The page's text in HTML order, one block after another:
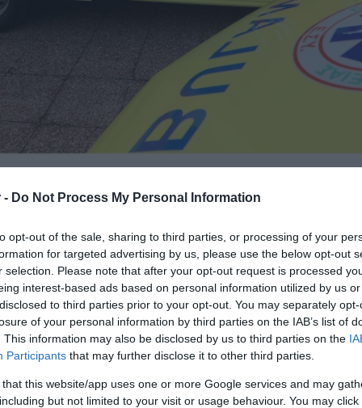
- Do Not Process My Personal Information
opt-out of the sale, sharing to third parties, or processing of your
for targeted advertising by us, please use the below opt-out
selection. Please note that after your opt-out request is processed
interest-based ads based on personal information utilized by us
to third parties prior to your opt-out. You may separately
of your personal information by third parties on the IAB’s list of
This information may also be disclosed by us to third parties on the
Participants that may further disclose it to other third parties.
that this website/app uses one or more Google services and may
but not limited to your visit or usage behaviour. You may
από σφαίρα πυροβόλου όπλου στα
το μεσημέρι της Τρίτης του Πάσχα
32χρονος, κάτοικος Ανωγείων, λόγω
εργασίας του θύματος όπου και
Θραύσμα σφαίρας βρήκε το θύμα
διέφυγε προς άγνωστη κατεύθυνση.